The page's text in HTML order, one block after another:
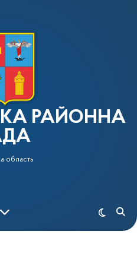
РАЙОННА
область